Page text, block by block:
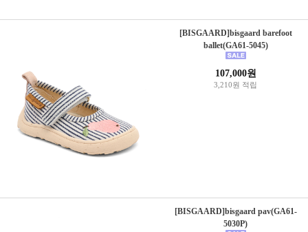
[BISGAARD]bisgaard barefoot
ballet(GA61-5045)
107,000원
3,210원 적립
[BISGAARD]bisgaard pav(GA61-
5030P)